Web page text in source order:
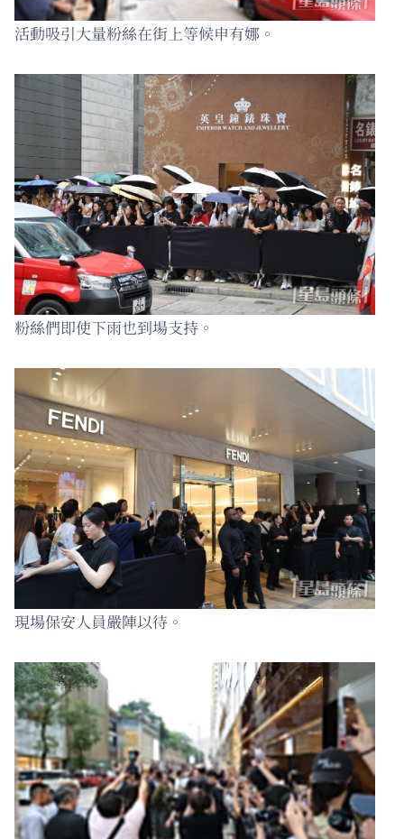
活動吸引大量粉絲在街上等候申有娜。
粉絲們即使下雨也到場支持。
現場保安人員嚴陣以待。